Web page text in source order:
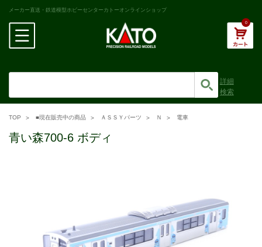
メーカー直送・鉄道模型ホビーセンターカトーオンラインショップ
0
詳細
検索
TOP ■現在販売中の商品 ＡＳＳＹパーツ Ｎ 電車
青い森700-6 ボディ